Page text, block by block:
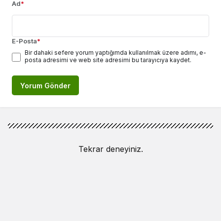
Ad*
E-Posta*
Bir dahaki sefere yorum yaptığımda kullanılmak üzere adımı, e-
posta adresimi ve web site adresimi bu tarayıcıya kaydet.
Yorum Gönder
Tekrar deneyiniz.